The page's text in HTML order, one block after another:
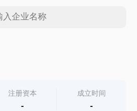
注册资本
-
成立时间
-